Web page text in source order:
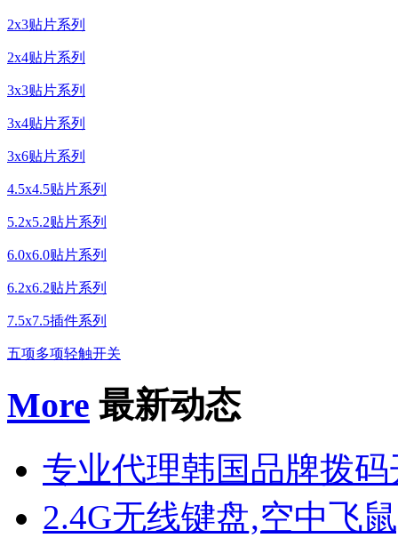
2x3贴片系列
2x4贴片系列
3x3贴片系列
3x4贴片系列
3x6贴片系列
4.5x4.5贴片系列
5.2x5.2贴片系列
6.0x6.0贴片系列
6.2x6.2贴片系列
7.5x7.5插件系列
五项多项轻触开关
More 最新动态
专业代理韩国品牌拨
2.4G无线键盘,空中飞